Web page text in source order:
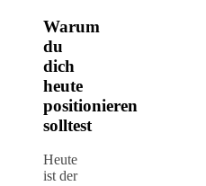
Warum
du
dich
heute
positionieren
solltest
Heute
ist der